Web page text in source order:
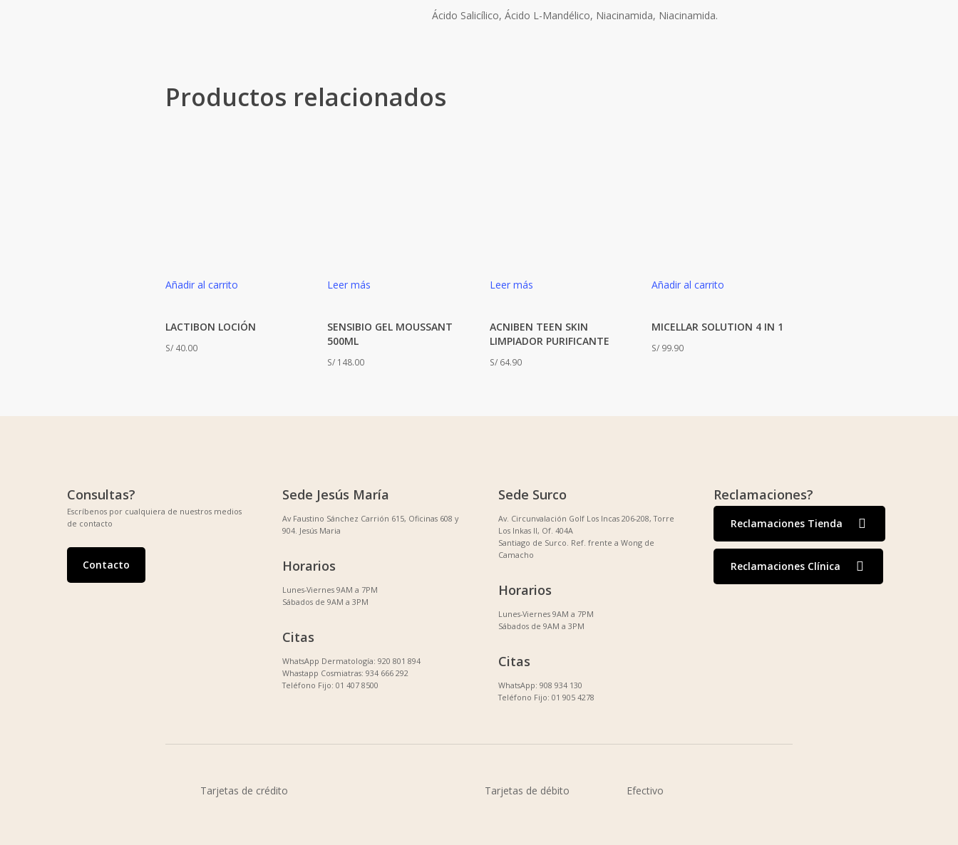
Ácido Salicílico, Ácido L-Mandélico, Niacinamida, Niacinamida.
Productos relacionados
Añadir al carrito
LACTIBON LOCIÓN
S/ 40.00
Leer más
SENSIBIO GEL MOUSSANT
500ML
S/ 148.00
Leer más
ACNIBEN TEEN SKIN
LIMPIADOR PURIFICANTE
S/64.90
Añadir al carrito
MICELLAR SOLUTION 4 IN 1
S/ 99.90
Consultas?
Escríbenos por cualquiera de nuestros medios
de contacto
Contacto
Sede Jesús María
Av Faustino Sánchez Carrión 615, Oficinas 608 y
904. Jesús Maria
Horarios
Lunes-Viernes 9AM a 7PM
Sábados de 9AM a 3PM
Citas
WhatsApp Dermatología: 920 801 894
Whastapp Cosmiatras: 934 666 292
Teléfono Fijo: 01 407 8500
Sede Surco
Av. Circunvalación Golf Los Incas 206-208, Torre
Los Inkas II, Of. 404A
Santiago de Surco. Ref. frente a Wong de
Camacho
Horarios
Lunes-Viernes 9AM a 7PM
Sábados de 9AM a 3PM
Citas
WhatsApp: 908 934 130
Teléfono Fijo: 01 905 4278
Reclamaciones?
Reclamaciones Tienda
Reclamaciones Clínica
Tarjetas de crédito Tarjetas de débito Efectivo